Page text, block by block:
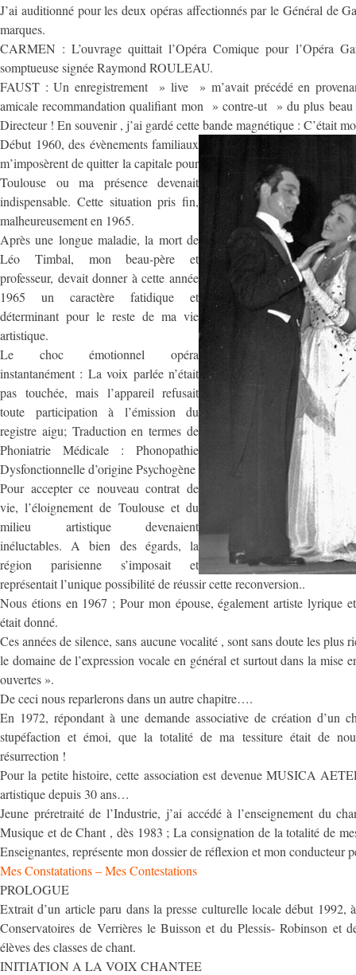
J’ai auditionné pour les deux opéras affectionnés par le Général de
marques.
CARMEN : L’ouvrage quittait l’Opéra Comique pour l’Opéra
somptueuse signée Raymond ROULEAU.
FAUST : Un enregistrement » live » m’avait précédé en
amicale recommandation qualifiant mon » contre-ut » du plus
Directeur ! En souvenir , j’ai gardé cette bande magnétique : C’était
Début 1960, des évènements familiaux
m’imposèrent de quitter la capitale pour
Toulouse ou ma présence devenait
indispensable. Cette situation pris fin,
malheureusement en 1965.
Après une longue maladie, la mort de
Léo Timbal, mon beau-père et
professeur, devait donner à cette année
1965 un caractère fatidique et
déterminant pour le reste de ma vie
artistique.
Le choc émotionnel opéra
instantanément : La voix parlée n’était
pas touchée, mais l’appareil refusait
toute participation à l’émission du
registre aigu; Traduction en termes de
Phoniatrie Médicale : Phonopathie
Dysfonctionnelle d’origine Psychogène
Pour accepter ce nouveau contrat de
vie, l’éloignement de Toulouse et du
milieu artistique devenaient
inéluctables. A bien des égards, la
région parisienne s’imposait et
représentait l’unique possibilité de réussir cette reconversion..
Nous étions en 1967 ; Pour mon épouse, également artiste lyrique
était donné.
Ces années de silence, sans aucune vocalité , sont sans doute les plus
le domaine de l’expression vocale en général et surtout dans la mise
ouvertes ».
De ceci nous reparlerons dans un autre chapitre….
En 1972, répondant à une demande associative de création d’un
stupéfaction et émoi, que la totalité de ma tessiture était de
résurrection !
Pour la petite histoire, cette association est devenue MUSICA
artistique depuis 30 ans…
Jeune préretraité de l’Industrie, j’ai accédé à l’enseignement du
Musique et de Chant , dès 1983 ; La consignation de la totalité de
Enseignantes, représente mon dossier de réflexion et mon conducteur
Mes Constatations – Mes Contestations
PROLOGUE
Extrait d’un article paru dans la presse culturelle locale début 1992,
Conservatoires de Verrières le Buisson et du Plessis- Robinson et
élèves des classes de chant.
INITIATION A LA VOIX CHANTEE